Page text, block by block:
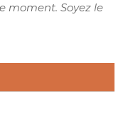
moment. Soyez le